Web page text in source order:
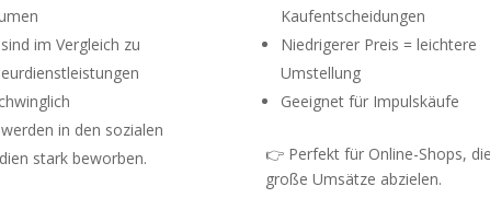
im Vergleich zu
in den sozialen
stark beworben.
Kaufentscheidungen
Niedrigerer Preis = leichtere
Umstellung
Geeignet für Impulskäufe
👉 Perfekt für Online-Shops,
große Umsätze abzielen.